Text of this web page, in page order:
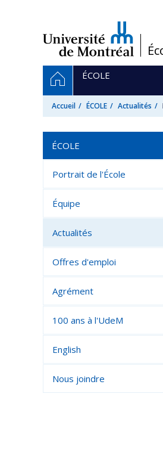
/
Navigation
principale
ACCUEIL
ÉCOLE
Accueil ÉCOLE Actualités
ÉCOLE
Portrait de l'École
Équipe
Actualités
Offres d'emploi
Agrément
100 ans à l'UdeM
English
Nous joindre